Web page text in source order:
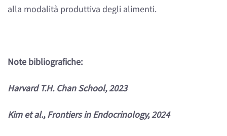
alla modalità produttiva degli alimenti.
Note bibliografiche:
Harvard T.H. Chan School, 2023
Kim et al., Frontiers in Endocrinology, 2024